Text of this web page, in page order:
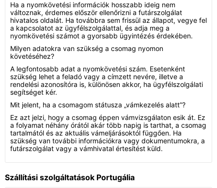
Ha a nyomkövetési információk hosszabb ideig nem
változnak, érdemes először ellenőrizni a futárszolgálat
hivatalos oldalát. Ha továbbra sem frissül az állapot, vegye fel
a kapcsolatot az ügyfélszolgálattal, és adja meg a
nyomkövetési számot a gyorsabb ügyintézés érdekében.
Milyen adatokra van szükség a csomag nyomon
követéséhez?
A legfontosabb adat a nyomkövetési szám. Esetenként
szükség lehet a feladó vagy a címzett nevére, illetve a
rendelési azonosítóra is, különösen akkor, ha ügyfélszolgálati
segítséget kér.
Mit jelent, ha a csomagom státusza „vámkezelés alatt”?
Ez azt jelzi, hogy a csomag éppen vámvizsgálaton esik át. Ez
a folyamat néhány órától akár több napig is tarthat, a csomag
tartalmától és az aktuális vámeljárásoktól függően. Ha
szükség van további információkra vagy dokumentumokra, a
futárszolgálat vagy a vámhivatal értesítést küld.
Szállítási szolgáltatások Portugália